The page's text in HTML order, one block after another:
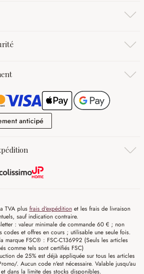
anticipé
TVA plus frais d'expéditionet les frais de livraison
sauf indication contraire.
: valeur minimale de commande 60 € ; non
codes et offres en cours ; utilisable une seule fois.
marque FSC® : FSC-C136992 (Seuls les articles
comme tels sont certifiés FSC)
de 25% est déjà appliquée sur tous les articles
. Aucun code n'est nécessaire. Valable jusqu'au
dans la limite des stocks disponibles.